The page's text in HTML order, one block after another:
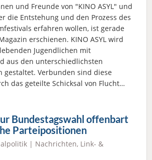
und Freunde von "KINO ASYL" und
die Entstehung und den Prozess des
erfahren wollen, ist gerade
erschienen. KINO ASYL wird
Jugendlichen mit
aus den unterschiedlichsten
gestaltet. Verbunden sind diese
das geteilte Schicksal von Flucht…
Bundestagswahl offenbart
Parteipositionen
| Nachrichten, Link- &